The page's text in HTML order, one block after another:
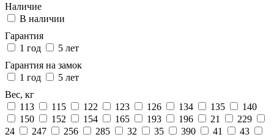
Наличие
В наличии
Гарантия
1 год
5 лет
Гарантия на замок
1 год
5 лет
Вес, кг
113
115 122 123 126 134 135
140
150
152 154 165 193 196 21
229
24
247 256 285 32 35 390 41
43